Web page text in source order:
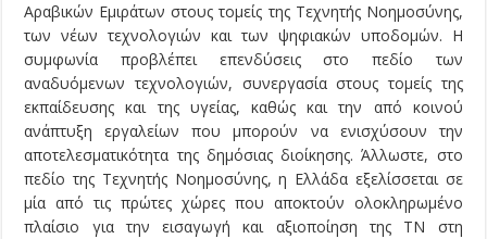
Αραβικών Εμιράτων στους τομείς της Τεχνητής Νοημοσύνης,
των νέων τεχνολογιών και των ψηφιακών υποδομών. Η
συμφωνία προβλέπει επενδύσεις στο πεδίο των
αναδυόμενων τεχνολογιών, συνεργασία στους τομείς της
εκπαίδευσης και της υγείας, καθώς και την από κοινού
ανάπτυξη εργαλείων που μπορούν να ενισχύσουν την
αποτελεσματικότητα της δημόσιας διοίκησης. Άλλωστε, στο
πεδίο της Τεχνητής Νοημοσύνης, η Ελλάδα εξελίσσεται σε
μία από τις πρώτες χώρες που αποκτούν ολοκληρωμένο
πλαίσιο για την εισαγωγή και αξιοποίηση της ΤΝ στη